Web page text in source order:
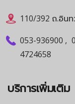
110/392 ถ.อินท
053-936900 ,
4724658
บริการเพิ่มเติม